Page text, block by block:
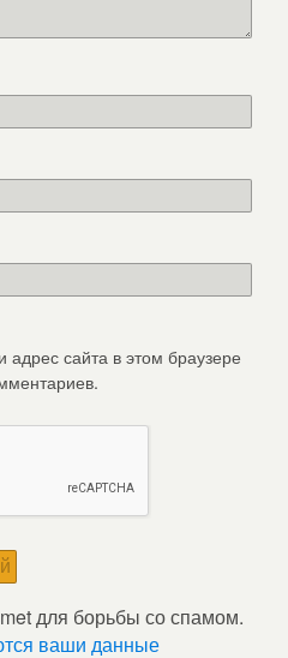
сайта в этом браузере
для борьбы со спамом.
ваши данные